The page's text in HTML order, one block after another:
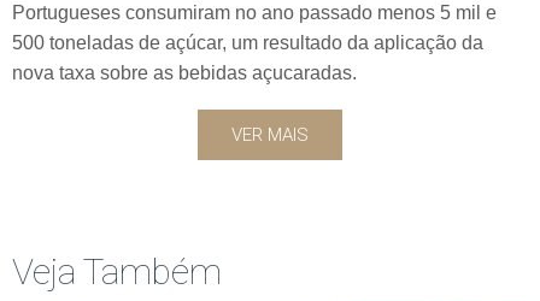
Portugueses consumiram no ano passado menos 5 mil e
500 toneladas de açúcar, um resultado da aplicação da
nova taxa sobre as bebidas açucaradas.
VER MAIS
Veja Também